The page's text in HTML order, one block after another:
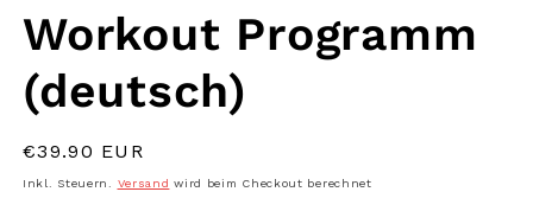
Workout Programm
(deutsch)
Normaler
Preis
€39.90 EUR
Inkl. Steuern. Versand wird beim Checkout berechnet